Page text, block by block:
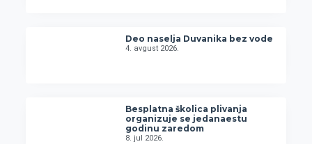
Deo naselja Duvanika bez vode
4. avgust 2026.
Besplatna školica plivanja
organizuje se jedanaestu
godinu zaredom
8. jul 2026.